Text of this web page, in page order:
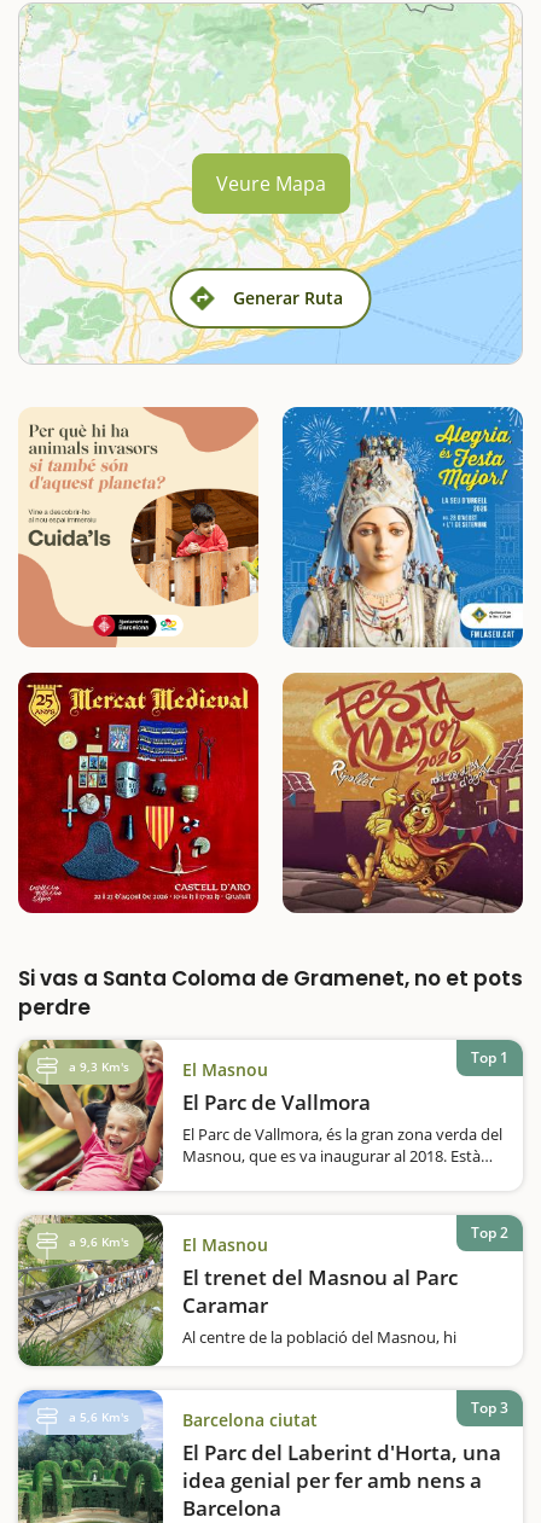
Generar Ruta
Veure Mapa
Si vas a Santa Coloma de Gramenet, no et pots
perdre
a 9,3 Km's El Masnou
El Parc de Vallmora
El Parc de Vallmora, és la gran zona verda del
Masnou, que es va inaugurar al 2018. Està
graderia; una zona esportiva amb una àrea
de jocs infantils…
Top 1
a 9,6 Km's El Masnou
El trenet del Masnou al Parc
Caramar
Al centre de la població del Masnou, hi
conèixer i entendre una mica més la natura.
Hi…
Top 2
a 5,6 Km's Barcelona ciutat
El Parc del Laberint d'Horta, una
idea genial per fer amb nens a
Barcelona
Top 3